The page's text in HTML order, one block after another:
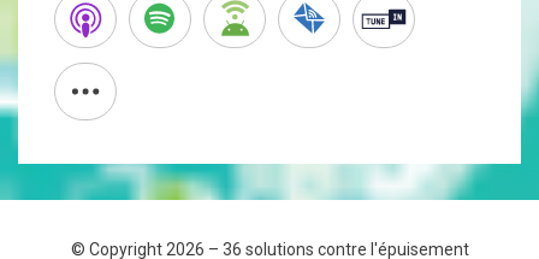
© Copyright 2026 – 36 solutions contre l'épuisement